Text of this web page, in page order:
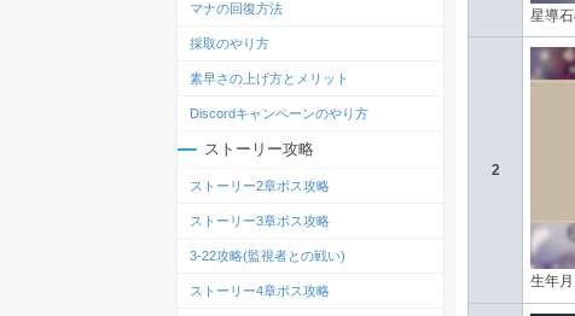
星導
2
生年
マナの回復方法
採取のやり方
素早さの上げ方とメリット
Discordキャンペーンのやり方
ストーリー攻略
ストーリー2章ボス攻略
ストーリー3章ボス攻略
3-22攻略(監視者との戦い)
ストーリー4章ボス攻略